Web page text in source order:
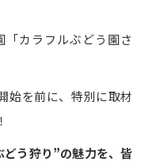
カラフルぶどう園さ
始を前に、特別に取材
う狩り”の魅力を、皆